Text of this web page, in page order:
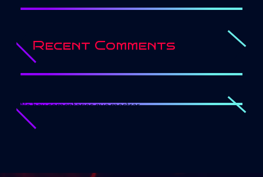
Recent Comments
No hay comentarios que mostrar.